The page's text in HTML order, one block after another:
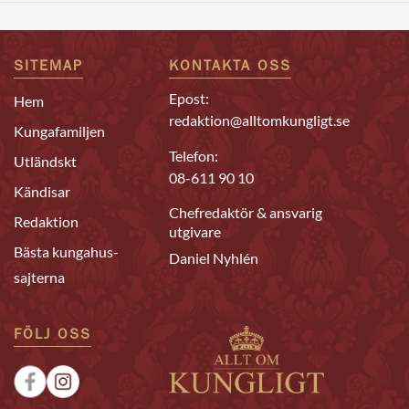
SITEMAP
Hem
Kungafamiljen
Utländskt
Kändisar
Redaktion
Bästa kungahus-
sajterna
KONTAKTA OSS
Epost:
redaktion@alltomkungligt.se
Telefon:
08-611 90 10
Chefredaktör & ansvarig
utgivare
Daniel Nyhlén
FÖLJ OSS